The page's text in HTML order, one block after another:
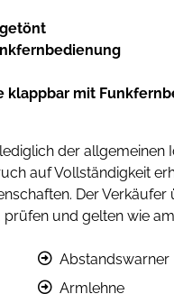
klappbar mit
der
auf Vollständigkeit
Der
und gelten wie
Abstandswarner
Armlehne